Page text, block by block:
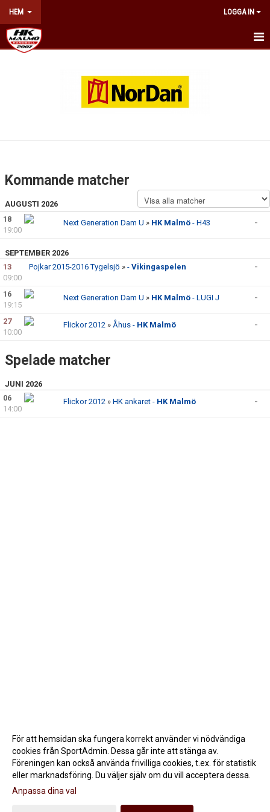
HEM LOGGA IN
MATCHER
MATCHAFFISCHER
NÄTVERKET
WEBSHOP
TRÄNINGSSCHEMA
VILL DU BLI PARTNER I HK MALMÖ
Kommande matcher
AUGUSTI 2026
18
19:00
Next Generation Dam U » HK Malmö - H43 -
SEPTEMBER 2026
13
09:00
Pojkar 2015-2016 Tygelsjö » - Vikingaspelen -
16
19:15
Next Generation Dam U » HK Malmö - LUGI J -
27
10:00
Flickor 2012 » Åhus - HK Malmö -
Spelade matcher
JUNI 2026
06
14:00
Flickor 2012 » HK ankaret - HK Malmö -
Gå till Webbversion
För att hemsidan ska fungera korrekt använder vi nödvändiga
cookies från SportAdmin. Dessa går inte att stänga av.
Föreningen kan också använda frivilliga cookies, t.ex. för statistik
eller marknadsföring. Du väljer själv om du vill acceptera dessa.
Anpassa dina val